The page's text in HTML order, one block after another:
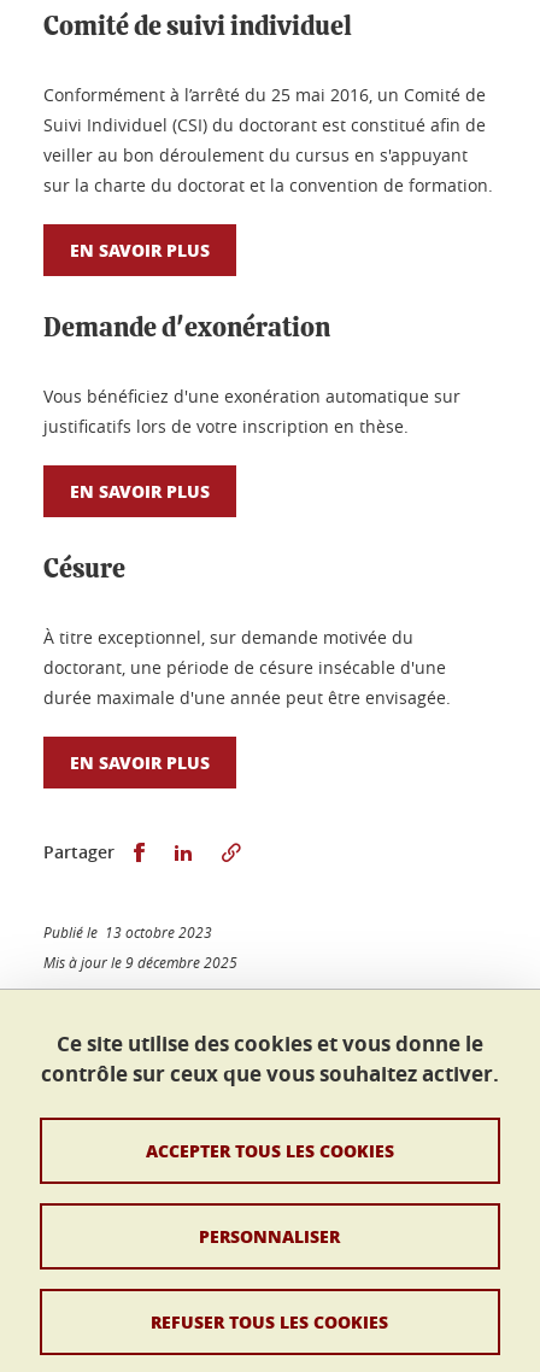
Comité de suivi individuel
Conformément à l’arrêté du 25 mai 2016, un Comité de
Suivi Individuel (CSI) du doctorant est constitué afin de
veiller au bon déroulement du cursus en s'appuyant
sur la charte du doctorat et la convention de formation.
EN SAVOIR PLUS
Demande d'exonération
Vous bénéficiez d'une exonération automatique sur
justificatifs lors de votre inscription en thèse.
EN SAVOIR PLUS
Césure
À titre exceptionnel, sur demande motivée du
doctorant, une période de césure insécable d'une
durée maximale d'une année peut être envisagée.
EN SAVOIR PLUS
Partager Partager sur Facebook
Partager sur LinkedIn
Publié le 13 octobre 2023
Mis à jour le 9 décembre 2025
École doctorale Sciences juridiques
38400 Saint-Martin-d'Hères
France
Mentions légales
Ce site utilise des cookies et vous donne le
contrôle sur ceux que vous souhaitez activer.
ACCEPTER TOUS LES COOKIES
REFUSER TOUS LES COOKIES
PERSONNALISER